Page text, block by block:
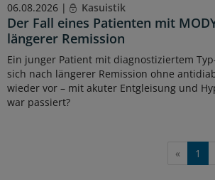
06.08.2026 | Kasuistik
Der Fall eines Patienten mit
längerer Remission
Ein junger Patient mit diagnostiziertem
sich nach längerer Remission ohne
wieder vor – mit akuter Entgleisung und
war passiert?
« 1